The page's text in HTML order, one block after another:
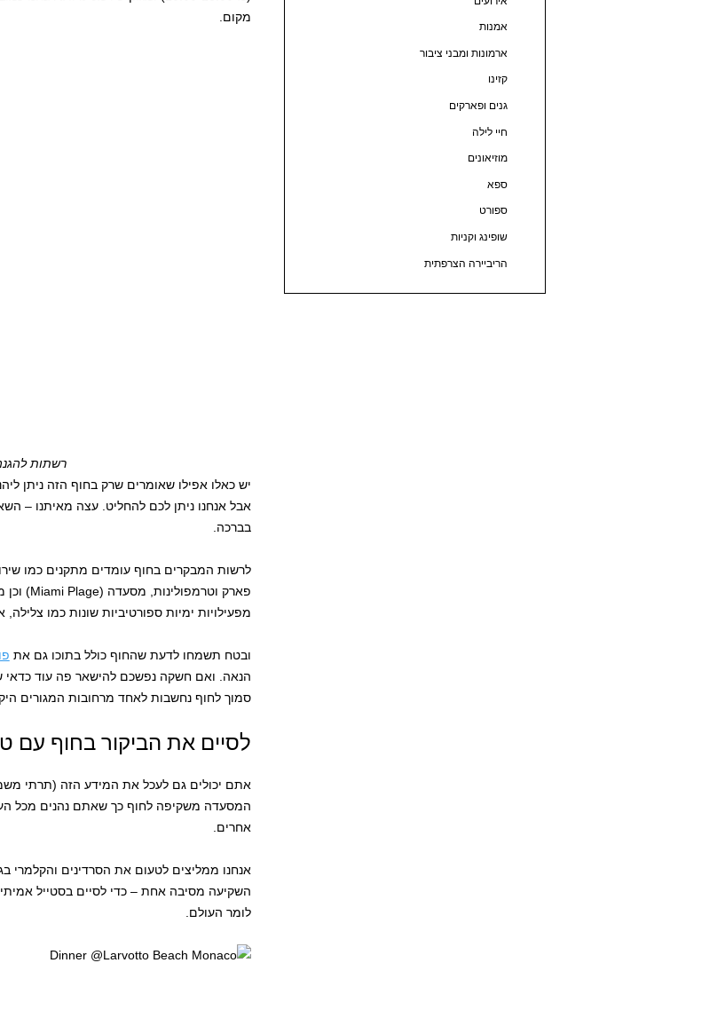
מקום.
רשתות
יש כאלו אפילו שאומרים שרק בחוף הזה ניתן
אבל אנחנו ניתן לכם להחליט. עצה מאיתנו –
בברכה.
לרשות המבקרים בחוף עומדים מתקנים כמו
מפעילויות ימיות ספורטיביות שונות כמו
ובטח תשמחו לדעת שהחוף כולל בתוכו גם את
הנאה. ואם חשקה נפשכם להישאר פה עוד כדאי
סמוך לחוף נחשבות לאחד מרחובות המגורים
לסיים את הביקור בחוף עם
המסעדה משקיפה לחוף כך שאתם נהנים מכל
אחרים.
אנחנו ממליצים לטעום את הסרדינים והקלמרי
השקיעה מסיבה אחת – כדי לסיים בסטייל
לומר העולם.
אמנות
ארמונות ומבני ציבור
קזינו
גנים ופארקים
חיי לילה
מוזיאונים
ספא
ספורט
שופינג וקניות
הריביירה הצרפתית